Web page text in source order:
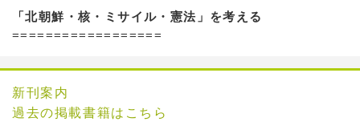
「北朝鮮・核・ミサイル・憲法」を考える
==================
新刊案内
過去の掲載書籍はこちら